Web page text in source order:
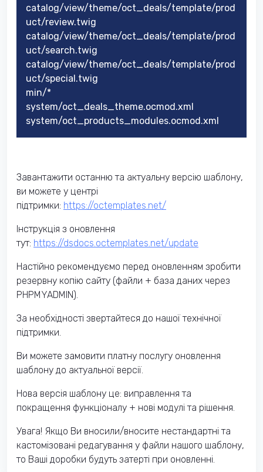
catalog/view/theme/oct_deals/template/prod
uct/review.twig
catalog/view/theme/oct_deals/template/prod
uct/search.twig
catalog/view/theme/oct_deals/template/prod
uct/special.twig
min/*
system/oct_deals_theme.ocmod.xml
system/oct_products_modules.ocmod.xml
Завантажити останню та актуальну версію шаблону,
ви можете у центрі
підтримки: https://octemplates.net/
Інструкція з оновлення
тут: https://dsdocs.octemplates.net/update
Настійно рекомендуємо перед оновленням зробити
резервну копію сайту (файли + база даних через
PHPMYADMIN).
За необхідності звертайтеся до нашої технічної
підтримки.
Ви можете замовити платну послугу оновлення
шаблону до актуальної версії.
Нова версія шаблону це: виправлення та
покращення функціоналу + нові модулі та рішення.
Увага! Якщо Ви вносили/вносите нестандартні та
кастомізовані редагування у файли нашого шаблону,
то Ваші доробки будуть затерті при оновленні.